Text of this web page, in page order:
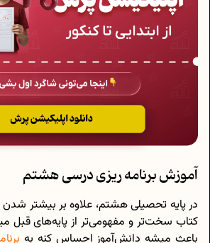
آموزش برنامه ریزی درسی هشتم
در پایه تحصیلی هشتم، علاوه بر بیشتر
کتاب سخت‌تر و مفهومی‌تر از پایه‌های قبل
باعث میشه دانش‌آموز احساس کنه به